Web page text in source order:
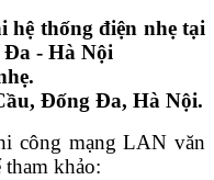
hệ thống điện nhẹ tại
Đa - Hà Nội
Đống Đa, Hà Nội.
công mạng LAN văn
khảo: